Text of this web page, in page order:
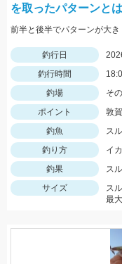
を取ったパターンと
釣行日
釣行時間
釣場
そ
ポイント
敦
釣魚
ス
釣り方
イ
釣果
ス
サイズ
ス
最